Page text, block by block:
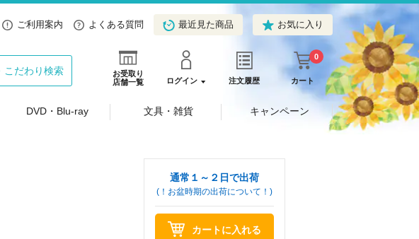
ご利用案内 よくある質問 最近見た商品 お気に入り
お受取り
店舗一覧
ログイン 注文履歴 カート
0
こだわり検索
DVD・Blu-ray 文具・雑貨 キャンペーン
通常１～２日で出荷
(！お盆時期の出荷について！)
カートに入れる